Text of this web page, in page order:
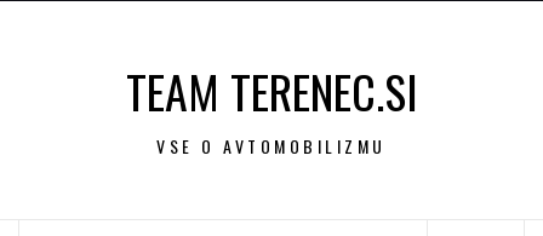
TEAM TERENEC.SI
VSE O AVTOMOBILIZMU